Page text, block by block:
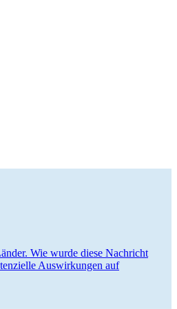
Wie wurde diese Nachricht
Auswir­kungen auf